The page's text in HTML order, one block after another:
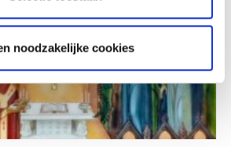
noodzakelijke cookies